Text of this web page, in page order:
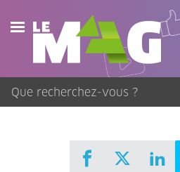
Actualités
Agenda
Publications